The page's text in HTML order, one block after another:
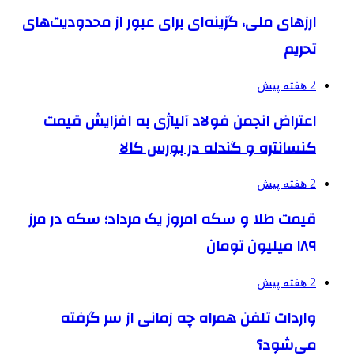
ارزهای ملی، گزینه‌ای برای عبور از محدودیت‌های
تحریم
2 هفته پیش
اعتراض انجمن فولاد آلیاژی به افزایش قیمت
کنسانتره و گندله در بورس کالا
2 هفته پیش
قیمت طلا و سکه امروز یک مرداد؛ سکه در مرز
۱۸۹ میلیون تومان
2 هفته پیش
واردات تلفن همراه چه زمانی از سر گرفته
می‌شود؟